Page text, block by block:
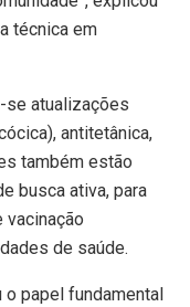
técnica em
se atualizações
antitetânica,
também estão
busca ativa, para
de saúde.
papel fundamental